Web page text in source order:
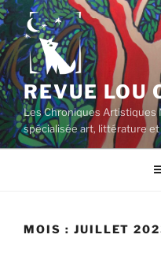
Aller
au
contenu
principal
REVUE LOU
Les Chroniques Artistiques
spécialisée art, littérature
MOIS : JUILLET